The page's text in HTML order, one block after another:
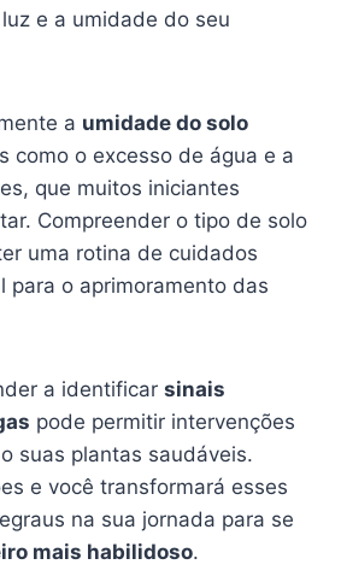
e a umidade do seu
a umidade do solo
como o excesso de água e a
que muitos iniciantes
Compreender o tipo de solo
uma rotina de cuidados
para o aprimoramento das
a identificar sinais
pode permitir intervenções
suas plantas saudáveis.
e você transformará esses
na sua jornada para se
mais habilidoso.